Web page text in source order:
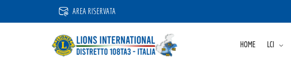
AREA RISERVATA
HOME LCI